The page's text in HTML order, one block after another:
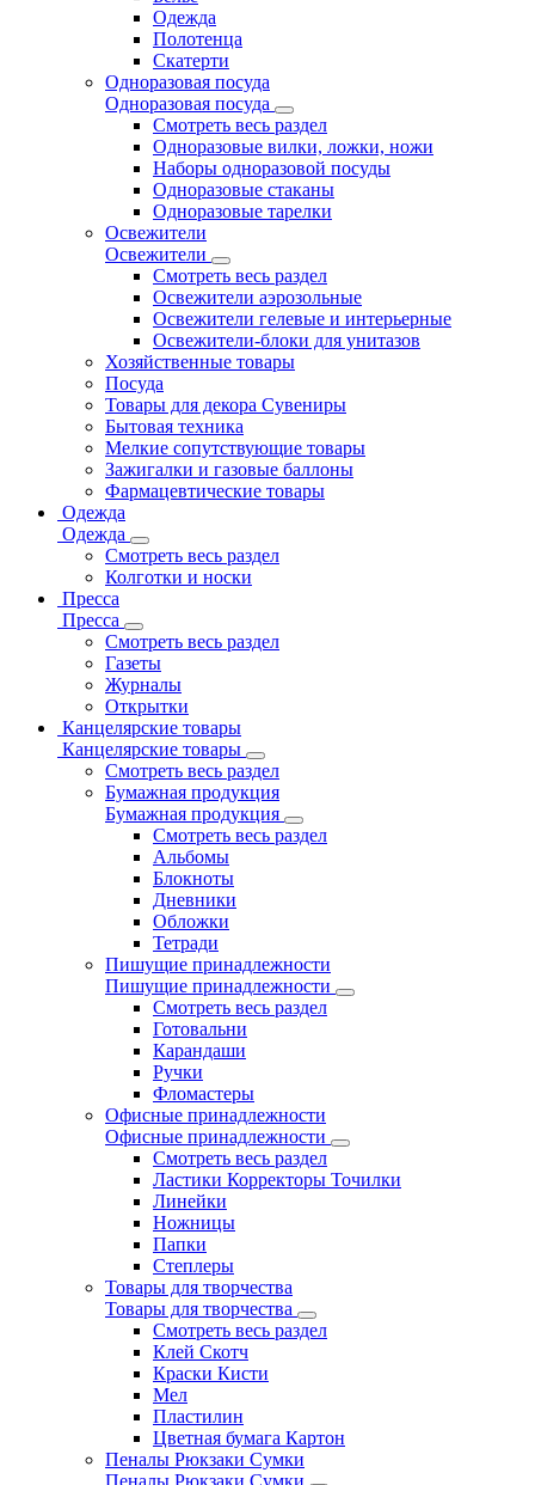
Одежда
Полотенца
Скатерти
Одноразовая посуда
Одноразовая посуда
Смотреть весь раздел
Одноразовые вилки, ложки, ножи
Наборы одноразовой посуды
Одноразовые стаканы
Одноразовые тарелки
Освежители
Освежители
Смотреть весь раздел
Освежители аэрозольные
Освежители гелевые и интерьерные
Освежители-блоки для унитазов
Хозяйственные товары
Посуда
Товары для декора Сувениры
Бытовая техника
Мелкие сопутствующие товары
Зажигалки и газовые баллоны
Фармацевтические товары
Одежда
Одежда
Смотреть весь раздел
Колготки и носки
Пресса
Пресса
Смотреть весь раздел
Газеты
Журналы
Открытки
Канцелярские товары
Канцелярские товары
Смотреть весь раздел
Бумажная продукция
Бумажная продукция
Смотреть весь раздел
Альбомы
Блокноты
Дневники
Обложки
Тетради
Пишущие принадлежности
Пишущие принадлежности
Смотреть весь раздел
Готовальни
Карандаши
Ручки
Фломастеры
Офисные принадлежности
Офисные принадлежности
Смотреть весь раздел
Ластики Корректоры Точилки
Линейки
Ножницы
Папки
Степлеры
Товары для творчества
Товары для творчества
Смотреть весь раздел
Клей Скотч
Краски Кисти
Мел
Пластилин
Цветная бумага Картон
Пеналы Рюкзаки Сумки
Пеналы Рюкзаки Сумки